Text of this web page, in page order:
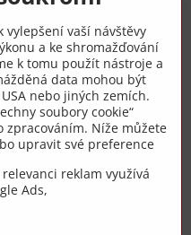
vylepšení vaší návštěvy
a ke shromažďování
k tomu použít nástroje a
data mohou být
nebo jiných zemích.
soubory cookie“
Níže můžete
upravit své preference
reklam využívá
Ads,